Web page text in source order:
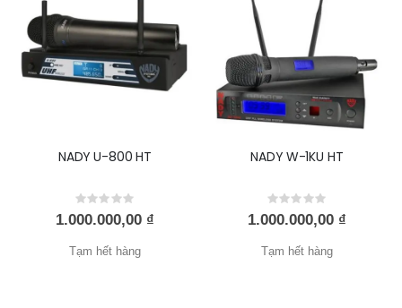
dần
NADY U-800 HT
Rating:
0%
1.000.000,00 ₫
Tạm hết hàng
NADY W-1KU HT
Rating:
0%
1.000.000,00 ₫
Tạm hết hàng